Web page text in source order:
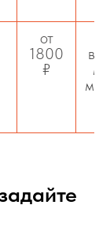
от
1800
₽